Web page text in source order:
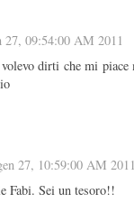
27, 09:54:00 AM 2011
dirti che mi
27, 10:59:00 AM 2011
Fabi. Sei un tesoro!!